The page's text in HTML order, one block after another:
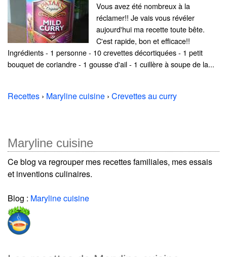
Vous avez été nombreux à la
réclamer!! Je vais vous révéler
aujourd'hui ma recette toute bête.
C'est rapide, bon et efficace!!
Ingrédients - 1 personne - 10 crevettes décortiquées - 1 petit
bouquet de coriandre - 1 gousse d'ail - 1 cuillère à soupe de la...
Recettes › Maryline cuisine › Crevettes au curry
Maryline cuisine
Ce blog va regrouper mes recettes familiales, mes essais
et inventions culinaires.
Blog : Maryline cuisine